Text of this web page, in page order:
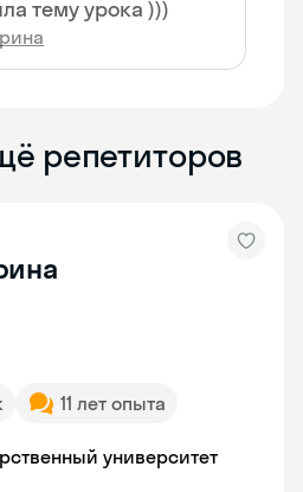
тему урока )))
репетиторов
11 лет опыта
университет